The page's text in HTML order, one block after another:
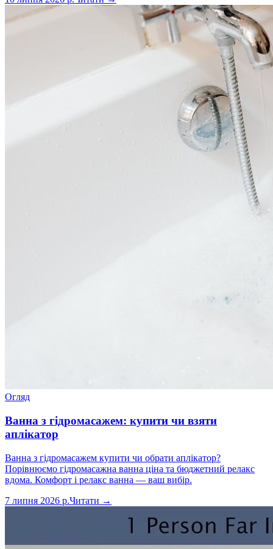
Огляд
Ванна з гідромасажем: купити чи взяти
аплікатор
Ванна з гідромасажем купити чи обрати аплікатор?
Порівнюємо гідромасажна ванна ціна та бюджетний релакс
вдома. Комфорт і релакс ванна — ваш вибір.
7 липня 2026 р.Читати →